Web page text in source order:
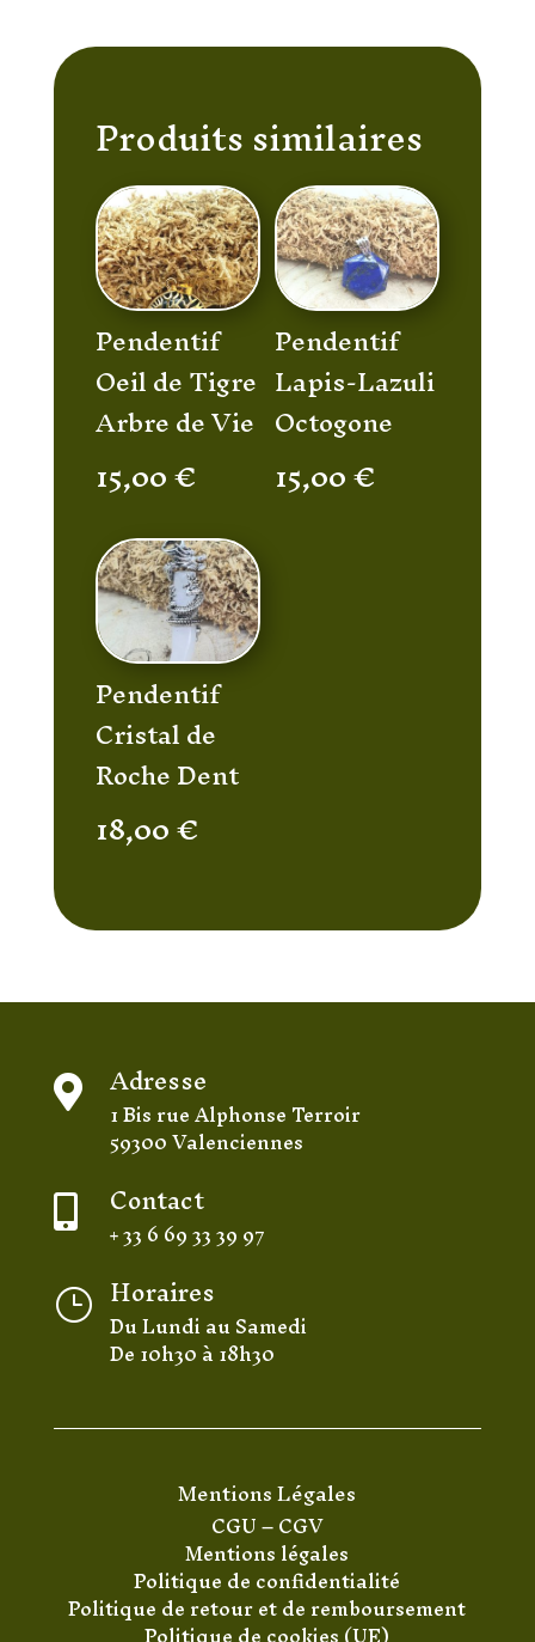
Produits similaires
Pendentif
Oeil de Tigre
Arbre de Vie
15,00€
Pendentif
Lapis-Lazuli
Octogone
15,00€
Pendentif
Cristal de
Roche Dent
18,00€
 Adresse
1 Bis rue Alphonse Terroir
59300 Valenciennes
 Contact
+ 33 6 69 33 39 97
} Horaires
Du Lundi au Samedi
De 10h30 à 18h30
Mentions Légales
CGU–CGV
Mentions légales
Politique de confidentialité
Politique de retour et de remboursement